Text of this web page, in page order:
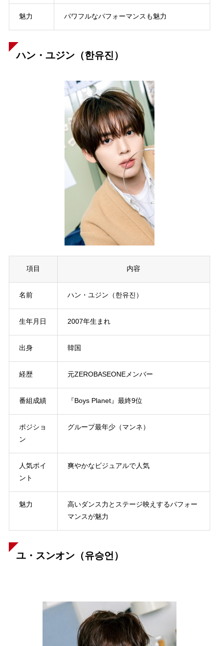
魅力 パワフルなパフォーマンスも魅力
ハン・ユジン（한유진）
項目 内容
名前 ハン・ユジン（한유진）
生年月日 2007年生まれ
出身 韓国
経歴 元ZEROBASEONEメンバー
番組成績 『Boys Planet』最終9位
ポジショ
ン
グループ最年少（マンネ）
人気ポイ
ント
爽やかなビジュアルで人気
魅力
高いダンス力とステージ映えするパフォー
マンスが魅力
ユ・スンオン（유승언）